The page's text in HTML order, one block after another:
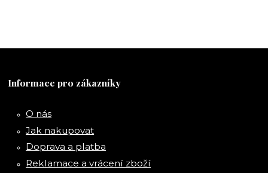
Informace pro zákazníky
O nás
Jak nakupovat
Doprava a platba
Reklamace a vrácení zboží